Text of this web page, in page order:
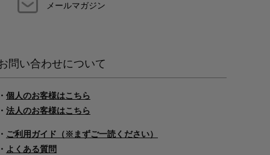
メールマガジン
問い合わせについて
・ 個人のお客様はこちら
・ 法人のお客様はこちら
・ ご利用ガイド（※まずご一読ください）
・ よくある質問